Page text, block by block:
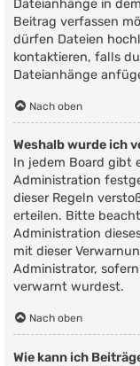
Dateianhänge in
Beitrag verfassen
dürfen Dateien
kontaktieren, falls
Dateianhänge
Nach oben
Weshalb wurde ich
In jedem Board gibt
Administration
dieser Regeln
erteilen. Bitte
Administration
mit dieser
Administrator,
verwarnt wurdest.
Nach oben
Wie kann ich